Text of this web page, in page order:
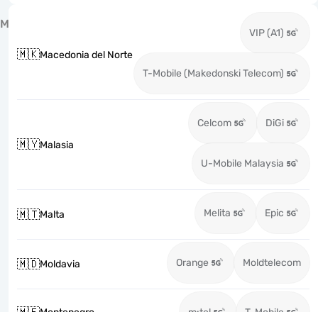
M
🇲🇰Macedonia del Norte
VIP (A1)
T-Mobile (Makedonski Telecom)
🇲🇾Malasia
Celcom DiGi
U-Mobile Malaysia
🇲🇹Malta Melita Epic
🇲🇩Moldavia Orange Moldtelecom